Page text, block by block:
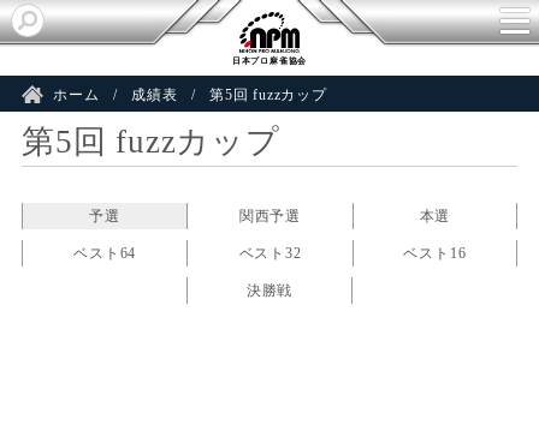
日本プロ麻雀協会
ホーム 成績表 第5回 fuzzカップ
第5回 fuzzカップ
予選 関西予選 本選
ベスト64 ベスト32 ベスト16
決勝戦